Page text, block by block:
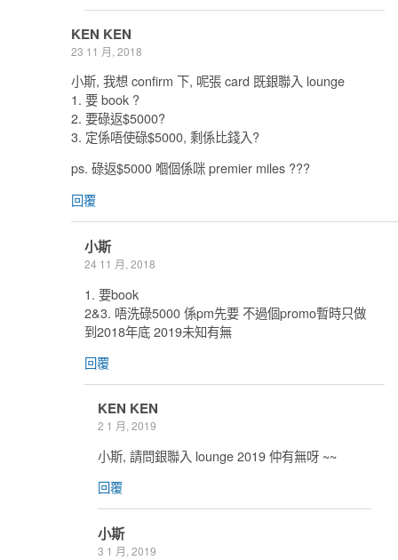
KEN KEN
23 11 月, 2018
小斯, 我想 confirm 下, 呢張 card 既銀聯入 lounge
1. 要 book ?
2. 要碌返$5000?
3. 定係唔使碌$5000, 剩係比錢入?
ps. 碌返$5000 嗰個係咪 premier miles ???
回覆
小斯
24 11 月, 2018
1. 要book
2&3. 唔洗碌5000 係pm先要 不過個promo暫時只做
到2018年底 2019未知有無
回覆
KEN KEN
2 1 月, 2019
小斯, 請問銀聯入 lounge 2019 仲有無呀 ~~
回覆
小斯
3 1 月, 2019